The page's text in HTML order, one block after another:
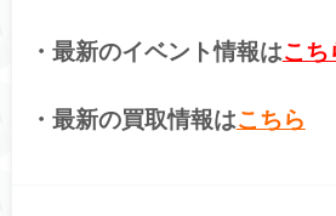
・最新のイベント情報はこち
・最新の買取情報はこちら